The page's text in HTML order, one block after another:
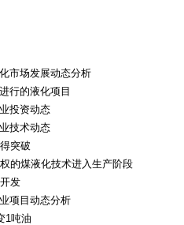
市场发展动态分析
行的液化项目
投资动态
技术动态
突破
的煤液化技术进入生产阶段
发
项目动态分析
1吨油